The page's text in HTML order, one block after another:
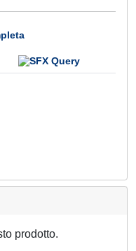
prodotto.